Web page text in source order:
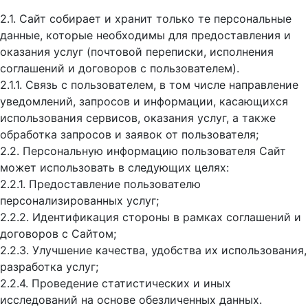
2.1. Сайт собирает и хранит только те персональные
данные, которые необходимы для предоставления и
оказания услуг (почтовой переписки, исполнения
соглашений и договоров с пользователем).
2.1.1. Связь с пользователем, в том числе направление
уведомлений, запросов и информации, касающихся
использования сервисов, оказания услуг, а также
обработка запросов и заявок от пользователя;
2.2. Персональную информацию пользователя Сайт
может использовать в следующих целях:
2.2.1. Предоставление пользователю
персонализированных услуг;
2.2.2. Идентификация стороны в рамках соглашений и
договоров с Сайтом;
2.2.3. Улучшение качества, удобства их использования,
разработка услуг;
2.2.4. Проведение статистических и иных
исследований на основе обезличенных данных.